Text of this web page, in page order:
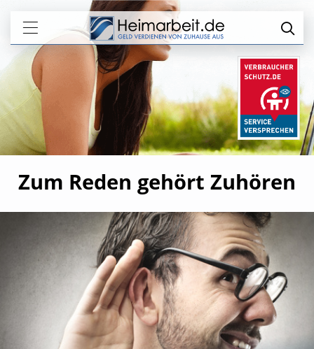
Zum Reden gehört Zuhören